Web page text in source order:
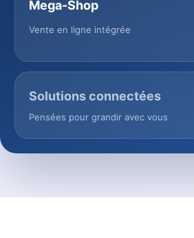
Mega-Shop
Vente en ligne intégrée
Solutions connectées
Pensées pour grandir avec vous